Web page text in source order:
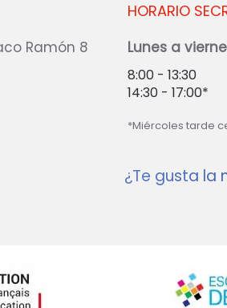
Ramón 8
HORARIO
Lunes a
8:00 - 13:30
14:30 - 17:00*
*Miércoles tarde
¿Te gusta la